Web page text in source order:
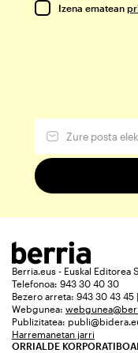
Izena ematean
Berria.eus - Euskal Editorea
Telefonoa: 943 30 40 30
Bezero arreta: 943 30 43 45
Webgunea:
Publizitatea:
Harremanetan jarri
ORRIALDE